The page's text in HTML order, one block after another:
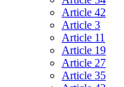
Article 42
Article 3
Article 11
Article 19
Article 27
Article 35